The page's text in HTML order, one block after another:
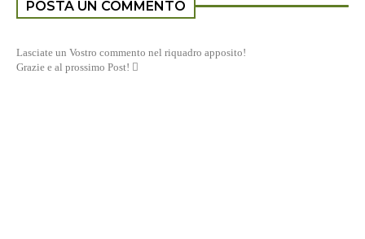
POSTA UN COMMENTO
Lasciate un Vostro commento nel riquadro apposito!
Grazie e al prossimo Post! 